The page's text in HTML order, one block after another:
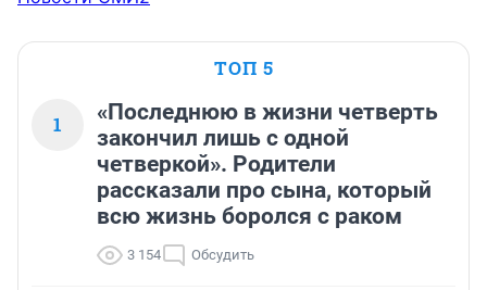
ТОП 5
1
«Последнюю в жизни четверть
закончил лишь с одной
четверкой». Родители
рассказали про сына, который
всю жизнь боролся с раком
3 154 Обсудить